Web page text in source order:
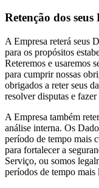
Retenção dos seus
A Empresa reterá seus
para os propósitos
Reteremos e usaremos
para cumprir nossas
obrigados a reter seus
resolver disputas e
A Empresa também
análise interna. Os
período de tempo mais
para fortalecer a
Serviço, ou somos
períodos de tempo mais